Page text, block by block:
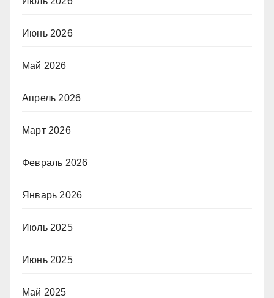
Июнь 2026
Май 2026
Апрель 2026
Март 2026
Февраль 2026
Январь 2026
Июль 2025
Июнь 2025
Май 2025